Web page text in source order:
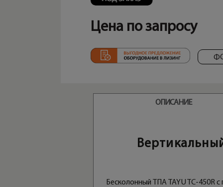
Цена по запросу
ОПИСАНИЕ
Бесколонный ТПА TAYU TC-450R